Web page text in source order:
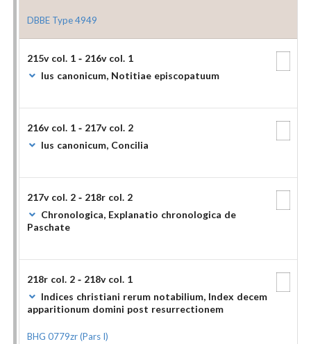
DBBE Type 4949
215v col. 1 - 216v col. 1
Ius canonicum, Notitiae episcopatuum
216v col. 1 - 217v col. 2
Ius canonicum, Concilia
217v col. 2 - 218r col. 2
Chronologica, Explanatio chronologica de
Paschate
218r col. 2 - 218v col. 1
Indices christiani rerum notabilium, Index decem
apparitionum domini post resurrectionem
BHG 0779zr (Pars I)